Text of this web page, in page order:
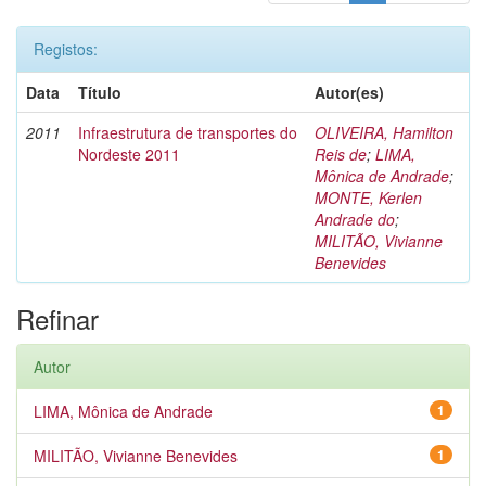
Registos:
Data
Título
Autor(es)
2011
Infraestrutura de transportes do
Nordeste 2011
OLIVEIRA, Hamilton
Reis de; LIMA,
Mônica de Andrade;
MONTE, Kerlen
Andrade do;
MILITÃO, Vivianne
Benevides
Refinar
Autor
1
LIMA, Mônica de Andrade
1
MILITÃO, Vivianne Benevides